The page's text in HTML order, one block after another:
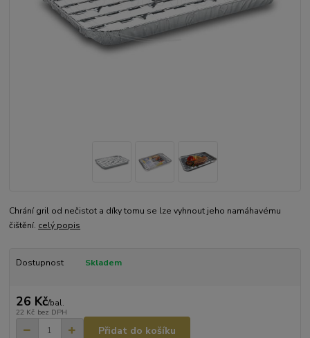
Chrání gril od nečistot a díky tomu se lze vyhnout jeho namáhavému
čištění. celý popis
Dostupnost Skladem
26 Kč/bal.
22 Kč bez DPH
Přidat do košíku